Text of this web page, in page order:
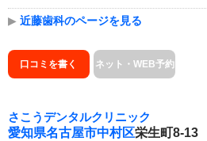
▶ 近藤歯科のページを見る
口コミを書く ネット・WEB予約
さこうデンタルクリニック
愛知県名古屋市中村区栄生町8-13